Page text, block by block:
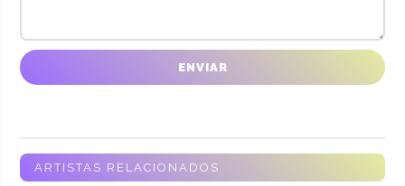
ARTISTAS RELACIONADOS